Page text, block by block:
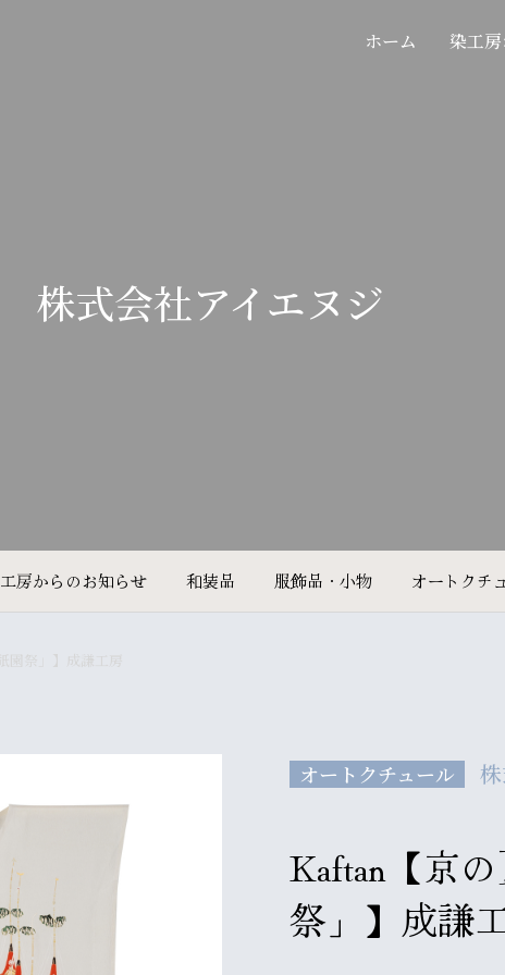
ホーム 染工
株式会社アイエヌジ
工房からのお知らせ 和装品 服飾品・小物 オートクチ
オートクチュール
Kaftan【京
祭」】成謙